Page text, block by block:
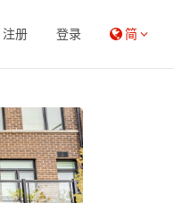
注册 登录 简